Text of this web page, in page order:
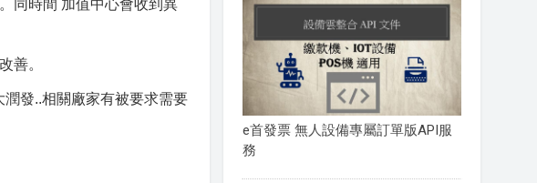
同時間 加值中心會收到異
善。
發..相關廠家有被要求需要
e首發票 無人設備專屬訂單版API服
務